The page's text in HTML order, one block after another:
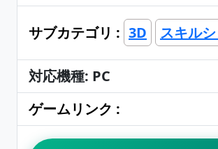
サブカテゴリ : 3D スキル
対応機種: PC
ゲームリンク :